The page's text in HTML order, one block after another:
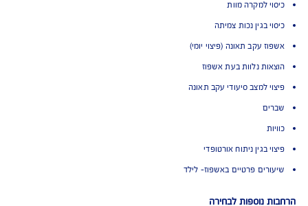
ראשון באיכות השירות בתביעות, במדד משרד
- המדד הכי אובייקטיבי בישראל.
הכיסויים בפוליסה